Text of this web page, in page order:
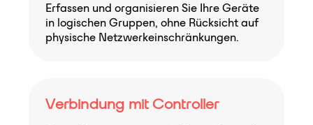
Erfassen und organisieren Sie Ihre Geräte
in logischen Gruppen, ohne Rücksicht auf
physische Netzwerkeinschränkungen.
Verbindung mit Controller